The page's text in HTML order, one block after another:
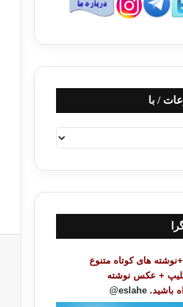
/ با
های کوتاه متنوع
+ عکس نوشته
باشید. eslahe@